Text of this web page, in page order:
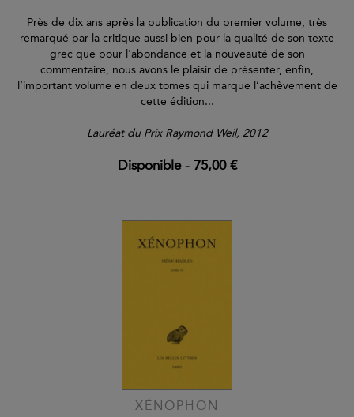
Près de dix ans après la publication du premier volume, très
remarqué par la critique aussi bien pour la qualité de son texte
grec que pour l'abondance et la nouveauté de son
commentaire, nous avons le plaisir de présenter, enfin,
l’important volume en deux tomes qui marque l’achèvement de
cette édition...
Lauréat du Prix Raymond Weil, 2012
Disponible- 75,00 €
XÉNOPHON